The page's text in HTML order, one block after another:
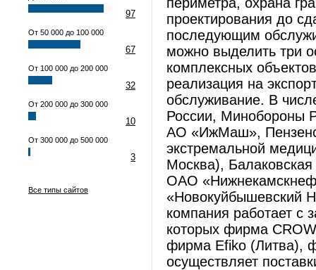
97
От 50 000 до 100 000
67
От 100 000 до 200 000
32
От 200 000 до 300 000
10
От 300 000 до 500 000
3
Все типы сайтов
проектирования до
последующим
можно выделить три
комплексных
реализация на
обслуживание. В
России, Минобороны
АО «ИжМаш»,
экстремальной
Москва),
ОАО
«Новокуйбышевский
компания работает с
которых фирма
фирма Efiko (Литва),
осуществляет